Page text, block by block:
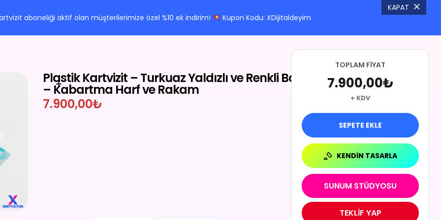
KAPAT
aboneliği aktif olan müşterilerimize özel %10 ek indirim!
Kupon Kodu: XDijitaldeyim
Plastik Kartvizit – Turkuaz Yaldızlı ve Renkli Baskı
– Kabartma Harf ve Rakam
7.900,00₺
7.900,00₺
SEPETE EKLE
TOPLAM FIYAT
7.900,00₺
+ KDV
SEPETE EKLE
KENDIN TASARLA
SUNUM STÜDYOSU
TEKLİF YAP